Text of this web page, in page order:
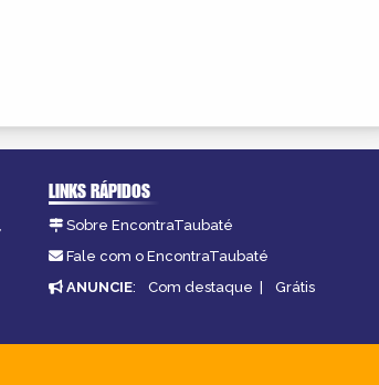
LINKS RÁPIDOS
Sobre EncontraTaubaté
Fale com o EncontraTaubaté
ANUNCIE: Com destaque | Grátis